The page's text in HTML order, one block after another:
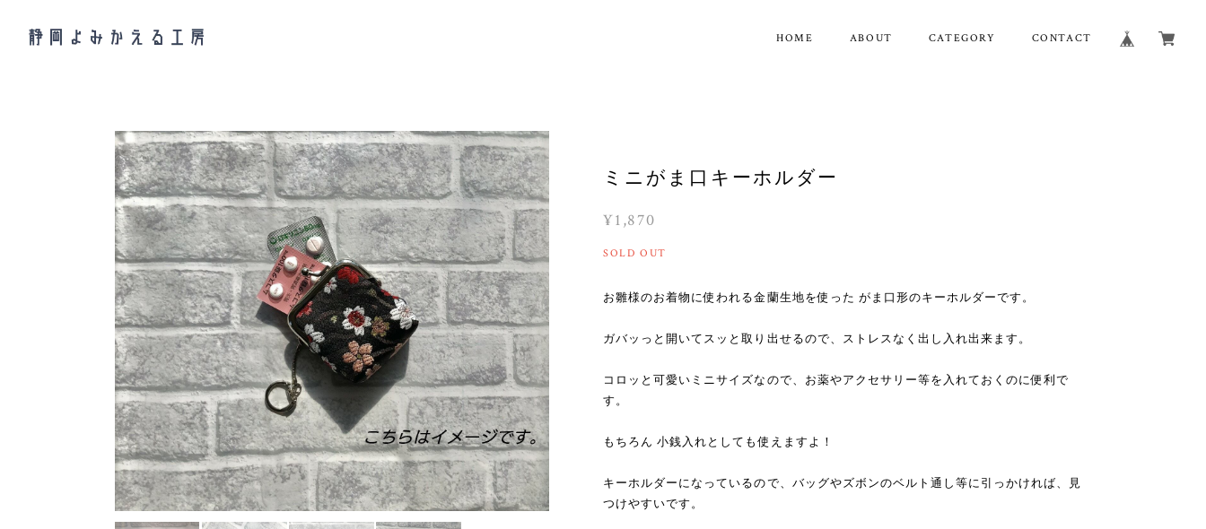
HOME ABOUT CATEGORY CONTACT
ミニがま口キーホルダー
¥1,870
SOLD OUT
お雛様のお着物に使われる金蘭生地を使った がま口形のキーホルダーです。
ガバッっと開いてスッと取り出せるので、ストレスなく出し入れ出来ます。
コロッと可愛いミニサイズなので、お薬やアクセサリー等を入れておくのに便利で
す。
もちろん 小銭入れとしても使えますよ！
キーホルダーになっているので、バッグやズボンのベルト通し等に引っかければ、見
つけやすいです。